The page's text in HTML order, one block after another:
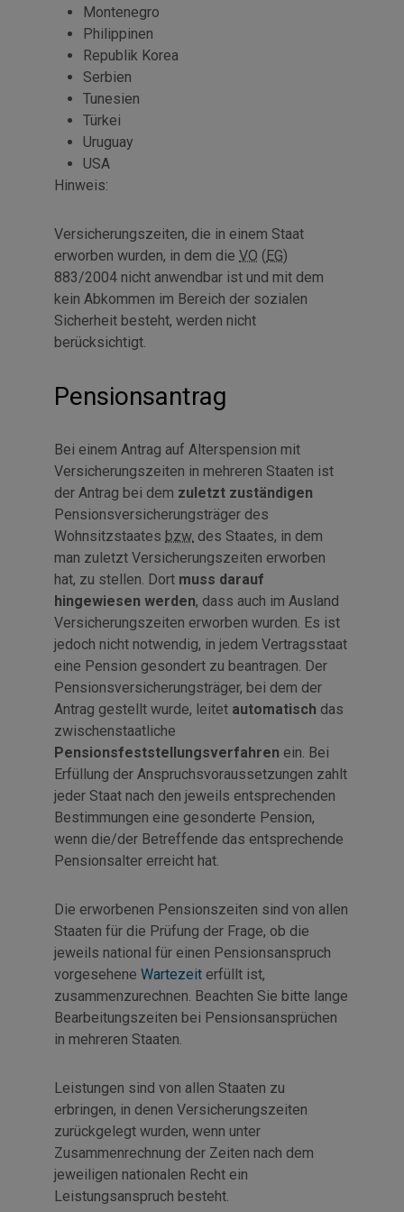
Montenegro
Philippinen
Republik Korea
Serbien
Tunesien
Türkei
Uruguay
USA
Hinweis:
Versicherungszeiten, die in einem Staat
erworben wurden, in dem die VO (EG)
883/2004 nicht anwendbar ist und mit dem
kein Abkommen im Bereich der sozialen
Sicherheit besteht, werden nicht
berücksichtigt.
Pensionsantrag
Bei einem Antrag auf Alterspension mit
Versicherungszeiten in mehreren Staaten ist
der Antrag bei dem zuletzt zuständigen
Pensionsversicherungsträger des
Wohnsitzstaates bzw. des Staates, in dem
man zuletzt Versicherungszeiten erworben
hat, zu stellen. Dort muss darauf
hingewiesen werden, dass auch im Ausland
Versicherungszeiten erworben wurden. Es ist
jedoch nicht notwendig, in jedem Vertragsstaat
eine Pension gesondert zu beantragen. Der
Pensionsversicherungsträger, bei dem der
Antrag gestellt wurde, leitet automatisch das
zwischenstaatliche
Pensionsfeststellungsverfahren ein. Bei
Erfüllung der Anspruchsvoraussetzungen zahlt
jeder Staat nach den jeweils entsprechenden
Bestimmungen eine gesonderte Pension,
wenn die/der Betreffende das entsprechende
Pensionsalter erreicht hat.
Die erworbenen Pensionszeiten sind von allen
Staaten für die Prüfung der Frage, ob die
jeweils national für einen Pensionsanspruch
vorgesehene Wartezeit erfüllt ist,
zusammenzurechnen. Beachten Sie bitte lange
Bearbeitungszeiten bei Pensionsansprüchen
in mehreren Staaten.
Leistungen sind von allen Staaten zu
erbringen, in denen Versicherungszeiten
zurückgelegt wurden, wenn unter
Zusammenrechnung der Zeiten nach dem
jeweiligen nationalen Recht ein
Leistungsanspruch besteht.